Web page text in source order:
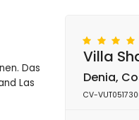
Das
Las
Villa
Denia,
CV-